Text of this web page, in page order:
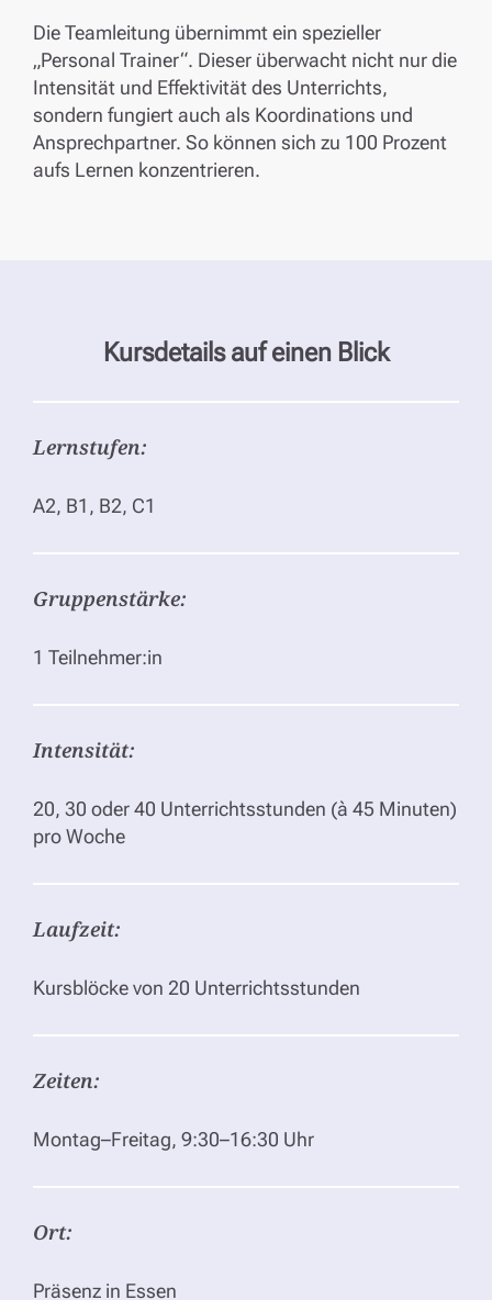
Die Teamleitung übernimmt ein spezieller
„Personal Trainer“. Dieser überwacht nicht nur die
Intensität und Effektivität des Unterrichts,
sondern fungiert auch als Koordinations und
Ansprechpartner. So können sich zu 100 Prozent
aufs Lernen konzentrieren.
Kursdetails auf einen Blick
Lernstufen:
A2, B1, B2, C1
Gruppenstärke:
1 Teilnehmer:in
Intensität:
20, 30 oder 40 Unterrichtsstunden (à 45 Minuten)
pro Woche
Laufzeit:
Kursblöcke von 20 Unterrichtsstunden
Zeiten:
Montag–Freitag, 9:30–16:30 Uhr
Ort:
Präsenz in Essen